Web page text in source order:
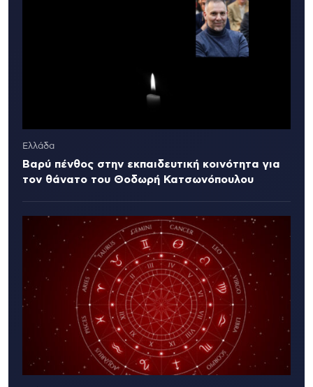
Ελλάδα
Βαρύ πένθος στην εκπαιδευτική κοινότητα για
τον θάνατο του Θοδωρή Κατσωνόπουλου